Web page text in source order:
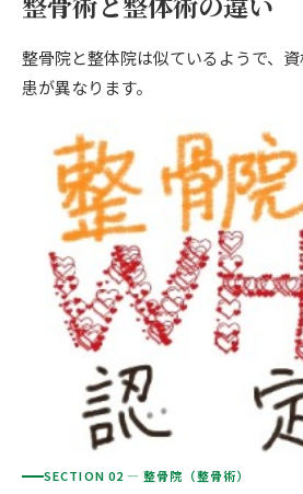
頭痛
四十肩・五十肩
股関節の痛み
産後の不調・体型の崩れ
骨盤の傾き・歪み
坐骨神経痛
眼精疲労
ぎっくり腰
寝違え
AREA エリアから探す
北海道
札幌エリア（13院）
東北
仙台エリア（4院）
関東
池袋エリア（3院）
新宿エリア（3院）
高田馬場エリア（2院）
亀戸エリア（2院）
ABOUT US 私たちについて
初めての方へ
giversメソッドGIFT
研究・論文
医師・専門家からの推薦
メディア・実績
理想の通院期間について
お客様の声
ご予約はこちら
OUR CONCEPT
とらわれないカ
整骨院と整体院は似ているようで、
患が異なります。
SECTION 02 — 整骨院（整骨術）